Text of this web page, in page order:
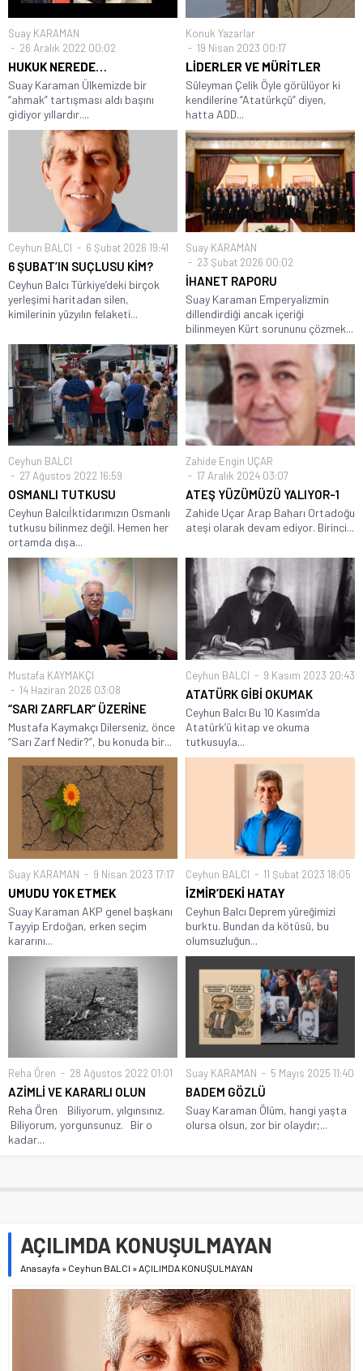
Suay KARAMAN
26 Aralık 2022 00:02
HUKUK NEREDE…
Suay Karaman Ülkemizde bir
“ahmak” tartışması aldı başını
gidiyor yıllardır....
Konuk Yazarlar
19 Nisan 2023 00:17
LİDERLER VE MÜRİTLER
Süleyman Çelik Öyle görülüyor ki
kendilerine “Atatürkçü” diyen,
hatta ADD...
Ceyhun BALCI 6 Şubat 2026 19:41
6 ŞUBAT’IN SUÇLUSU KİM?
Ceyhun Balcı Türkiye’deki birçok
yerleşimi haritadan silen,
kimilerinin yüzyılın felaketi...
Suay KARAMAN
23 Şubat 2026 00:02
İHANET RAPORU
Suay Karaman Emperyalizmin
dillendirdiği ancak içeriği
bilinmeyen Kürt sorununu çözmek...
Ceyhun BALCI
27 Ağustos 2022 16:59
OSMANLI TUTKUSU
Ceyhun Balcıİktidarımızın Osmanlı
tutkusu bilinmez değil. Hemen her
ortamda dışa...
Zahide Engin UÇAR
17 Aralık 2024 03:07
ATEŞ YÜZÜMÜZÜ YALIYOR-1
Zahide Uçar Arap Baharı Ortadoğu
ateşi olarak devam ediyor. Birinci...
Mustafa KAYMAKÇI
14 Haziran 2026 03:08
“SARI ZARFLAR“ ÜZERİNE
Mustafa Kaymakçı Dilerseniz, önce
“Sarı Zarf Nedir?”, bu konuda bir...
Ceyhun BALCI 9 Kasım 2023 20:43
ATATÜRK GİBİ OKUMAK
Ceyhun Balcı Bu 10 Kasım’da
Atatürk’ü kitap ve okuma
tutkusuyla...
Suay KARAMAN 9 Nisan 2023 17:17
UMUDU YOK ETMEK
Suay Karaman AKP genel başkanı
Tayyip Erdoğan, erken seçim
kararını...
Ceyhun BALCI 11 Şubat 2023 18:05
İZMİR’DEKİ HATAY
Ceyhun Balcı Deprem yüreğimizi
burktu. Bundan da kötüsü, bu
olumsuzluğun...
Reha Ören 28 Ağustos 2022 01:01
AZİMLİ VE KARARLI OLUN
Reha Ören Biliyorum, yılgınsınız.
Biliyorum, yorgunsunuz. Bir o
kadar...
Suay KARAMAN 5 Mayıs 2025 11:40
BADEM GÖZLÜ
Suay Karaman Ölüm, hangi yaşta
olursa olsun, zor bir olaydır;...
AÇILIMDA KONUŞULMAYAN
Anasayfa » Ceyhun BALCI »AÇILIMDA KONUŞULMAYAN